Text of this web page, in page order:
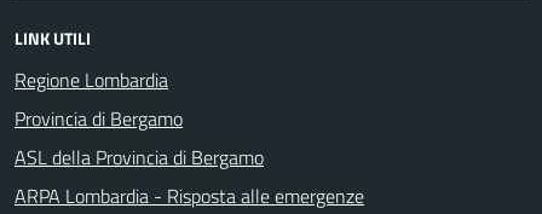
LINK UTILI
Regione Lombardia
Provincia di Bergamo
ASL della Provincia di Bergamo
ARPA Lombardia - Risposta alle emergenze